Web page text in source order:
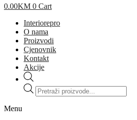
0.00KM 0 Cart
Interiorepro
O nama
Proizvodi
Cjenovnik
Kontakt
Akcije
Products
search
Menu